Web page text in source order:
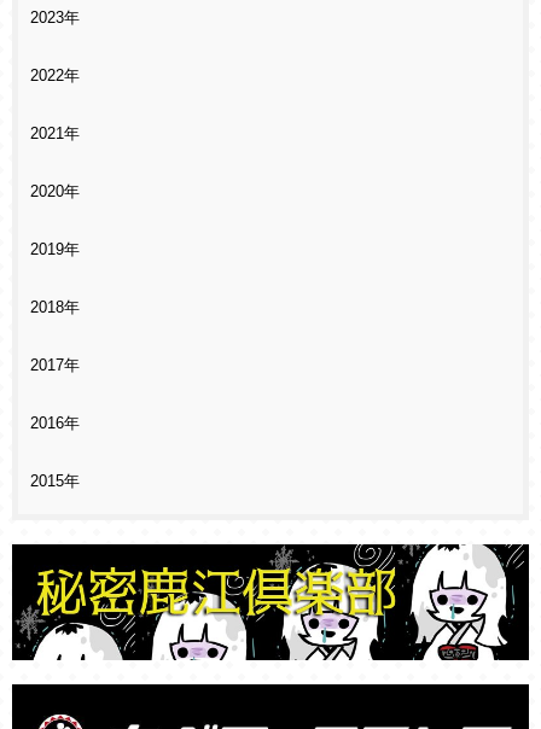
2023年
2022年
2021年
2020年
2019年
2018年
2017年
2016年
2015年